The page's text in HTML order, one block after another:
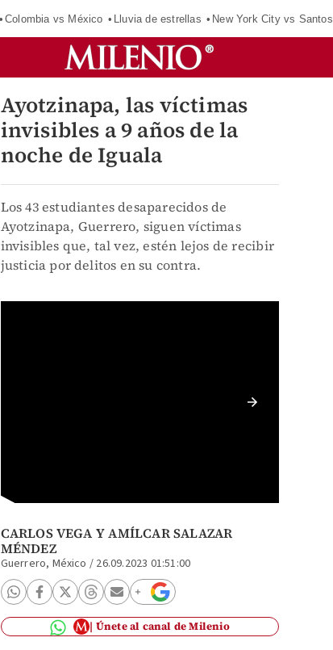
Colombia vs México Lluvia de estrellas New York City vs Santos
Ayotzinapa, las víctimas
invisibles a 9 años de la
noche de Iguala
Los 43 estudiantes desaparecidos de
Ayotzinapa, Guerrero, siguen víctimas
invisibles que, tal vez, estén lejos de recibir
justicia por delitos en su contra.
CARLOS VEGA YAMÍLCAR SALAZAR
MÉNDEZ
Guerrero, México / 26.09.2023 01:51:00
Únete al canal de Milenio